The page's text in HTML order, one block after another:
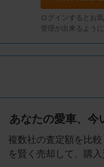
ログインするとお
管理が出来るよう
あなたの愛車、今
複数社の査定額を比
を賢く売却して、購